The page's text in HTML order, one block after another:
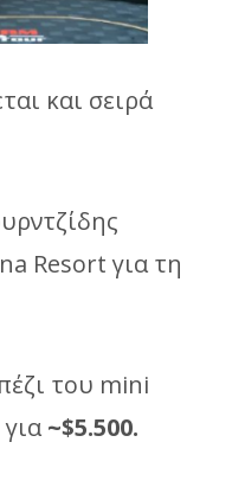
και σειρά
Resort για τη
του mini
~$5.500.